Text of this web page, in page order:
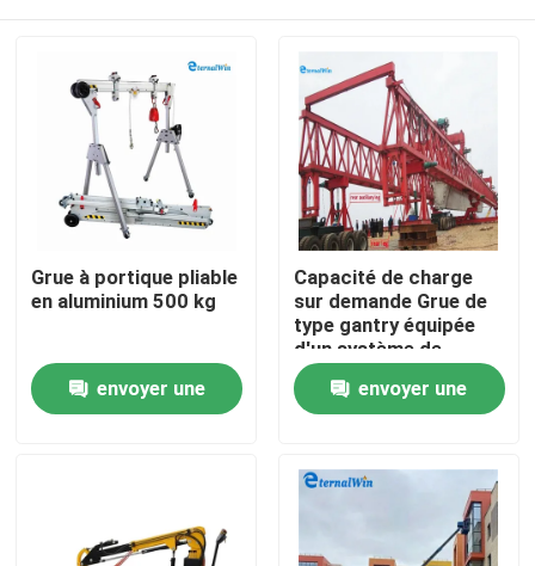
Maison
Au sujet de nous
Grue à portique pliable
en aluminium 500 kg
envoyer une
Capacité de charge
sur demande Grue de
type gantry équipée
d'un système de
télécommande radio
et de solutions
flexibles de
charge
envoyer une